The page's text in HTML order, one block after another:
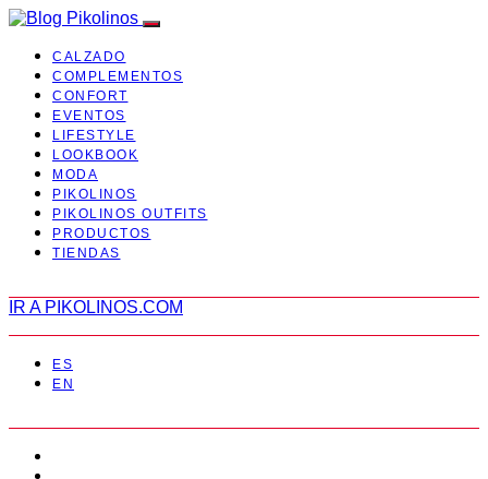
CALZADO
COMPLEMENTOS
CONFORT
EVENTOS
LIFESTYLE
LOOKBOOK
MODA
PIKOLINOS
PIKOLINOS OUTFITS
PRODUCTOS
TIENDAS
IR A PIKOLINOS.COM
ES
EN